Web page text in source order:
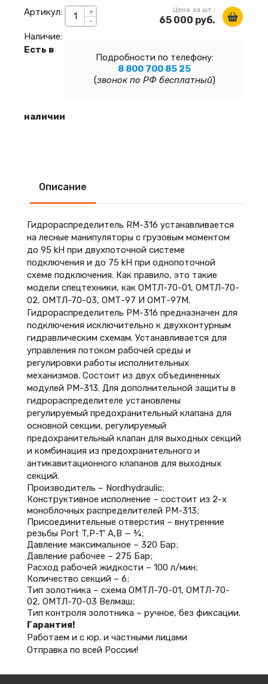
+
-
Цена за шт.:
65 000 руб.
Подробности по телефону:
8 800 700 85 25
(звонок по РФ бесплатный)
Артикул:
Наличие:
Есть в
наличии
Описание
Гидрораспределитель RM-316 устанавливается
на лесные манипуляторы с грузовым моментом
до 95 kH при двухпоточной системе
подключения и до 75 kH при однопоточной
схеме подключения. Как правило, это такие
модели спецтехники, как ОМТЛ-70-01, ОМТЛ-70-
02, ОМТЛ-70-03, ОМТ-97 И ОМТ-97М.
Гидрораспределитель PM-316 предназначен для
подключения исключительно к двухконтурным
гидравлическим схемам. Устанавливается для
управления потоком рабочей среды и
регулировки работы исполнительных
механизмов. Состоит из двух объединенных
модулей PM-313. Для дополнительной защиты в
гидрораспределителе установлены
регулируемый предохранительный клапана для
основной секции, регулируемый
предохранительный клапан для выходных секций
и комбинация из предохранительного и
антикавитационного клапанов для выходных
секций.
Производитель – Nordhydraulic;
Конструктивное исполнение – состоит из 2-х
моноблочных распределителей PM-313;
Присоединительные отверстия – внутренние
резьбы Port T,P-1″ А,В — ¾;
Давление максимальное – 320 Бар;
Давление рабочее – 275 Бар;
Расход рабочей жидкости – 100 л/мин;
Количество секций – 6;
Тип золотника – схема ОМТЛ-70-01, ОМТЛ-70-
02, ОМТЛ-70-03 Велмаш;
Тип контроля золотника – ручное, без фиксации.
Гарантия!
Работаем и с юр. и частными лицами
Отправка по всей России!